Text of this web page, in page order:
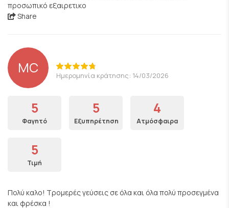
προσωπικό εξαιρετικο
Share
MC Ημερομηνία κράτησης: 14/03/2026
5
Φαγητό
5
Εξυπηρέτηση
4
Ατμόσφαιρα
5
Τιμή
Πολύ καλο! Τρομερές γεύσεις σε όλα και όλα πολύ προσεγμένα
και φρέσκα !